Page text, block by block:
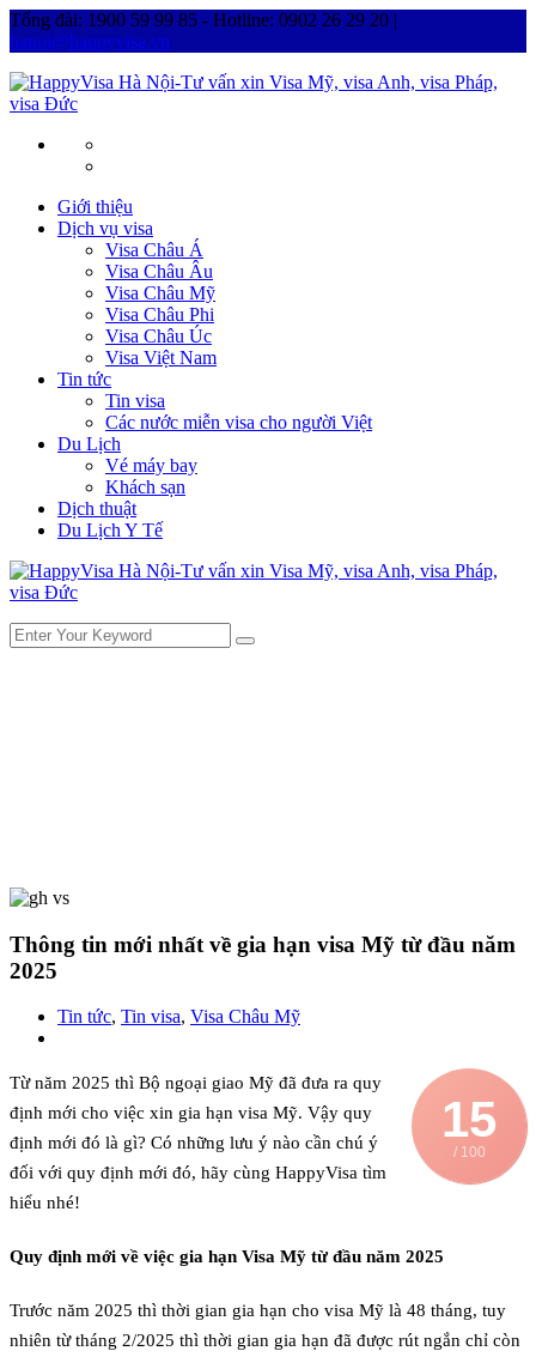
Tổng đài: 1900 59 99 85 - Hotline: 0902 26 29 20 |
hanoi@happyvisa.vn
Giới thiệu
Dịch vụ visa
Visa Châu Á
Visa Châu Âu
Visa Châu Mỹ
Visa Châu Phi
Visa Châu Úc
Visa Việt Nam
Tin tức
Tin visa
Các nước miễn visa cho người Việt
Du Lịch
Vé máy bay
Khách sạn
Dịch thuật
Du Lịch Y Tế
Thông tin mới nhất về gia hạn visa Mỹ từ đầu năm
2025
Tin tức, Tin visa, Visa Châu Mỹ
15
/ 100
Từ năm 2025 thì Bộ ngoại giao Mỹ đã đưa ra quy
định mới cho việc xin gia hạn visa Mỹ. Vậy quy
định mới đó là gì? Có những lưu ý nào cần chú ý
đối với quy định mới đó, hãy cùng HappyVisa tìm
hiểu nhé!
Quy định mới về việc gia hạn Visa Mỹ từ đầu năm 2025
Trước năm 2025 thì thời gian gia hạn cho visa Mỹ là 48 tháng, tuy
nhiên từ tháng 2/2025 thì thời gian gia hạn đã được rút ngắn chỉ còn